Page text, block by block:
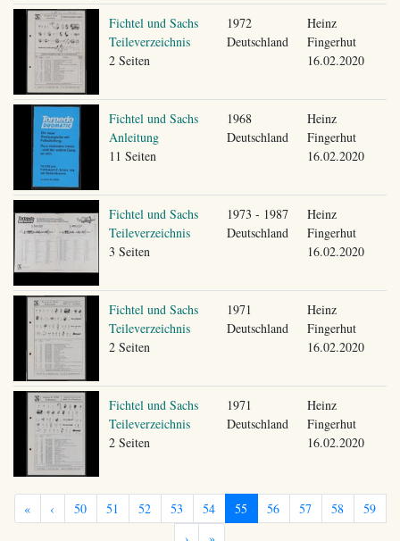
Fichtel und Sachs
Teileverzeichnis
2 Seiten
1972
Deutschland
Heinz
Fingerhut
16.02.2020
Fichtel und Sachs
Anleitung
11 Seiten
1968
Deutschland
Heinz
Fingerhut
16.02.2020
Fichtel und Sachs
Teileverzeichnis
3 Seiten
1973 - 1987
Deutschland
Heinz
Fingerhut
16.02.2020
Fichtel und Sachs
Teileverzeichnis
2 Seiten
1971
Deutschland
Heinz
Fingerhut
16.02.2020
Fichtel und Sachs
Teileverzeichnis
2 Seiten
1971
Deutschland
Heinz
Fingerhut
16.02.2020
« ‹ 50 51 52 53 54 55 56 57 58
59
›
»